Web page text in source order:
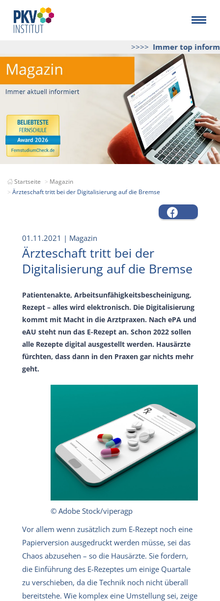
>>>>Immer top
Startseite
Magazin
Ärzteschaft tritt bei der Digitalisierung auf die Bremse
01.11.2021 | Magazin
Ärzteschaft tritt bei der
Digitalisierung auf die Bremse
Patientenakte, Arbeitsunfähigkeitsbescheinigung,
Rezept – alles wird elektronisch. Die Digitalisierung
kommt mit Macht in die Arztpraxen. Nach ePA und
eAU steht nun das E-Rezept an. Schon 2022 sollen
alle Rezepte digital ausgestellt werden. Hausärzte
fürchten, dass dann in den Praxen gar nichts mehr
geht.
© Adobe Stock/viperagp
Vor allem wenn zusätzlich zum E-Rezept noch eine
Papierversion ausgedruckt werden müsse, sei das
Chaos abzusehen – so die Hausärzte. Sie fordern,
die Einführung des E-Rezeptes um einige Quartale
zu verschieben, da die Technik noch nicht überall
bereitstehe. Wie komplex eine Umstellung sei, zeige